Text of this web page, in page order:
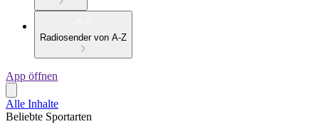
Radiosender von A-Z
App öffnen
Alle Inhalte
Beliebte Sportarten